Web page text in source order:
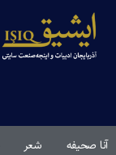
آنا صحیفه شعر